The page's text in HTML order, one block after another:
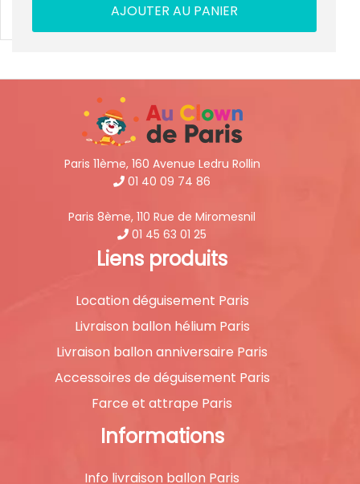
AJOUTER AU PANIER
Paris 11ème, 160 Avenue Ledru Rollin
01 40 09 74 86
Paris 8ème, 110 Rue de Miromesnil
01 45 63 01 25
Liens produits
Location déguisement Paris
Livraison ballon hélium Paris
Livraison ballon anniversaire Paris
Accessoires de déguisement Paris
Farce et attrape Paris
Informations
Info livraison ballon Paris